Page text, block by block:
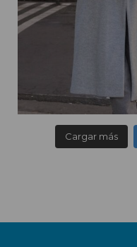
Cargar más